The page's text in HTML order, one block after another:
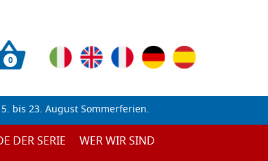
0
bis 23. August Sommerferien.
DER SERIE
WER WIR SIND